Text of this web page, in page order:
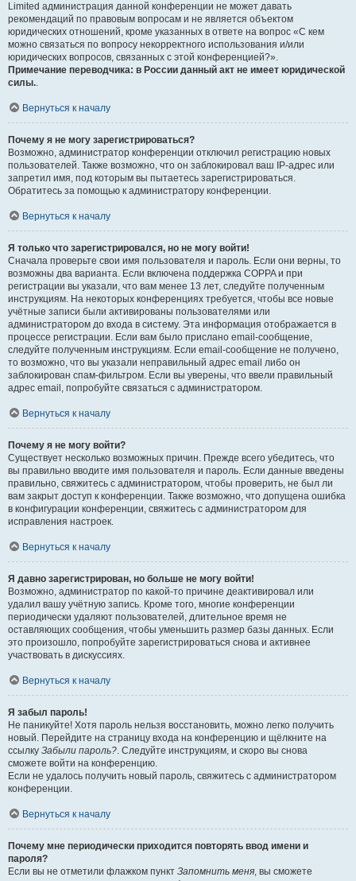
Limited администрация данной конференции не может давать
рекомендаций по правовым вопросам и не является объектом
юридических отношений, кроме указанных в ответе на вопрос «С кем
можно связаться по вопросу некорректного использования и/или
юридических вопросов, связанных с этой конференцией?».
Примечание переводчика: в России данный акт не имеет юридической
силы..
Вернуться к началу
Почему я не могу зарегистрироваться?
Возможно, администратор конференции отключил регистрацию новых
пользователей. Также возможно, что он заблокировал ваш IP-адрес или
запретил имя, под которым вы пытаетесь зарегистрироваться.
Обратитесь за помощью к администратору конференции.
Вернуться к началу
Я только что зарегистрировался, но не могу войти!
Сначала проверьте свои имя пользователя и пароль. Если они верны, то
возможны два варианта. Если включена поддержка COPPA и при
регистрации вы указали, что вам менее 13 лет, следуйте полученным
инструкциям. На некоторых конференциях требуется, чтобы все новые
учётные записи были активированы пользователями или
администратором до входа в систему. Эта информация отображается в
процессе регистрации. Если вам было прислано email-сообщение,
следуйте полученным инструкциям. Если email-сообщение не получено,
то возможно, что вы указали неправильный адрес email либо он
заблокирован спам-фильтром. Если вы уверены, что ввели правильный
адрес email, попробуйте связаться с администратором.
Вернуться к началу
Почему я не могу войти?
Существует несколько возможных причин. Прежде всего убедитесь, что
вы правильно вводите имя пользователя и пароль. Если данные введены
правильно, свяжитесь с администратором, чтобы проверить, не был ли
вам закрыт доступ к конференции. Также возможно, что допущена ошибка
в конфигурации конференции, свяжитесь с администратором для
исправления настроек.
Вернуться к началу
Я давно зарегистрирован, но больше не могу войти!
Возможно, администратор по какой-то причине деактивировал или
удалил вашу учётную запись. Кроме того, многие конференции
периодически удаляют пользователей, длительное время не
оставляющих сообщения, чтобы уменьшить размер базы данных. Если
это произошло, попробуйте зарегистрироваться снова и активнее
участвовать в дискуссиях.
Вернуться к началу
Я забыл пароль!
Не паникуйте! Хотя пароль нельзя восстановить, можно легко получить
новый. Перейдите на страницу входа на конференцию и щёлкните на
ссылку Забыли пароль?. Следуйте инструкциям, и скоро вы снова
сможете войти на конференцию.
Если не удалось получить новый пароль, свяжитесь с администратором
конференции.
Вернуться к началу
Почему мне периодически приходится повторять ввод имени и
пароля?
Если вы не отметили флажком пункт Запомнить меня, вы сможете